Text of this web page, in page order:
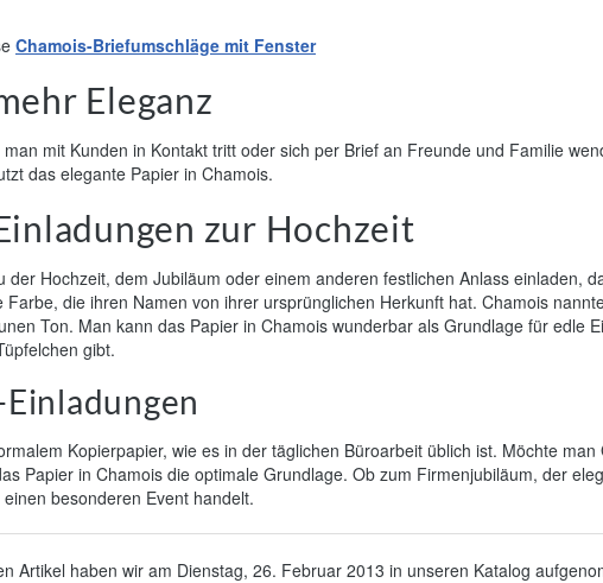
Chamois-Briefumschläge mit Fenster
Eleganz
mit Kunden in Kontakt tritt oder sich per Brief an Freunde und Familie
das elegante Papier in Chamois.
zur Hochzeit
Hochzeit, dem Jubiläum oder einem anderen festlichen Anlass einladen,
die ihren Namen von ihrer ursprünglichen Herkunft hat. Chamois
Ton. Man kann das Papier in Chamois wunderbar als Grundlage für edle
gibt.
Kopierpapier, wie es in der täglichen Büroarbeit üblich ist. Möchte
Papier in Chamois die optimale Grundlage. Ob zum Firmenjubiläum, der
besonderen Event handelt.
Artikel haben wir am Dienstag, 26. Februar 2013 in unseren Katalog